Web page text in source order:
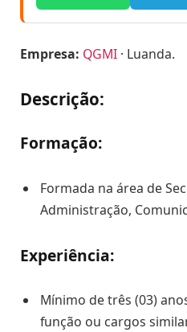
Empresa: QGMI · Luanda.
Descrição:
Formação:
Formada na área de
Administração,
Experiência:
Mínimo de três (03)
função ou cargos